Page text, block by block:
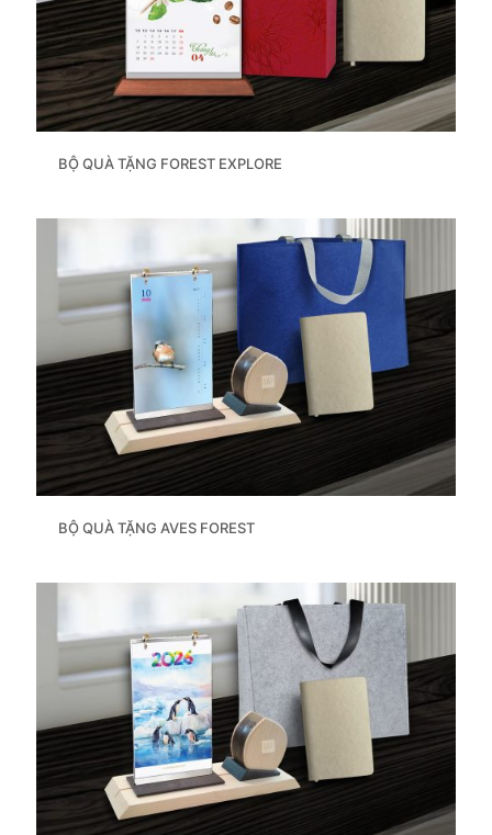
BỘ QUÀ TẶNG FOREST EXPLORE
BỘ QUÀ TẶNG AVES FOREST